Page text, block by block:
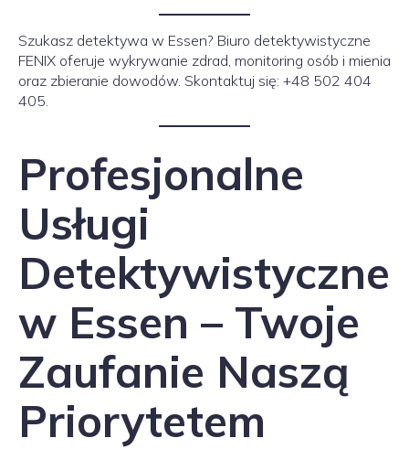
Szukasz detektywa w Essen? Biuro detektywistyczne
FENIX oferuje wykrywanie zdrad, monitoring osób i mienia
oraz zbieranie dowodów. Skontaktuj się: +48 502 404
405.
Profesjonalne
Usługi
Detektywistyczne
w Essen – Twoje
Zaufanie Naszą
Priorytetem